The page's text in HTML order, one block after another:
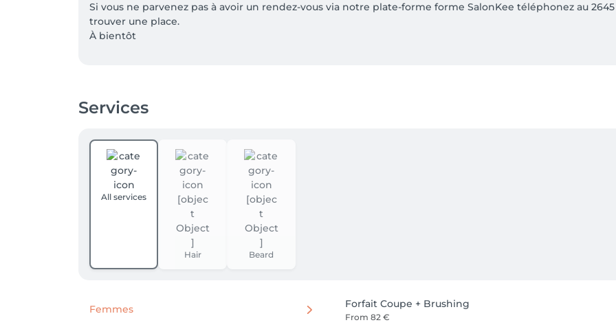
Si vous ne parvenez pas à avoir un rendez-vous via notre plate-forme forme SalonKee téléphonez au
trouver une place.
À bientôt
Services
All services
Hair Beard
Femmes Forfait Coupe + Brushing
From 82 €